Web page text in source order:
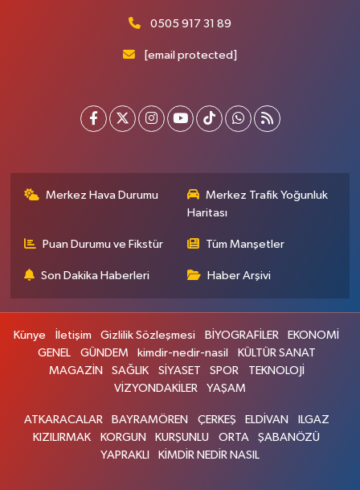
0505 917 31 89
[email protected]
Merkez Hava Durumu
Merkez Trafik Yoğunluk
Haritası
Puan Durumu ve Fikstür Tüm Manşetler
Son Dakika Haberleri Haber Arşivi
Künye İletişim Gizlilik Sözleşmesi BİYOGRAFİLER
EKONOMİ
GENEL
GÜNDEM kimdir-nedir-nasil
KÜLTÜR SANAT
MAGAZİN
SAĞLIK SİYASET SPOR
TEKNOLOJİ
VİZYONDAKİLER
YAŞAM
ATKARACALAR BAYRAMÖREN ÇERKEŞ ELDİVAN
ILGAZ
KIZILIRMAK
KORGUN KURŞUNLU ORTA
ŞABANÖZÜ
YAPRAKLI
KİMDİR NEDİR NASIL